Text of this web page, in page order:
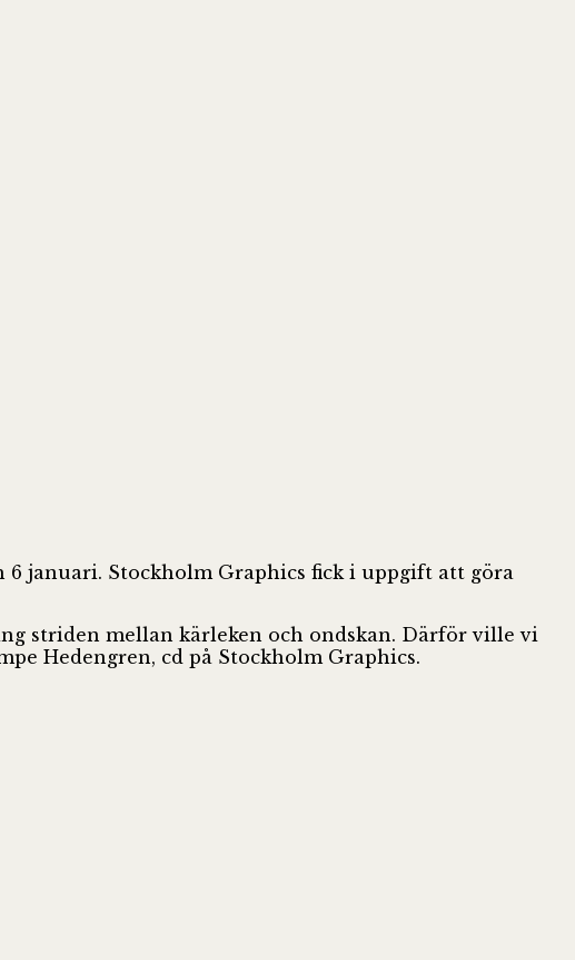
januari. Stockholm Graphics fick i uppgift att göra
striden mellan kärleken och ondskan. Därför ville vi
Hedengren, cd på Stockholm Graphics.